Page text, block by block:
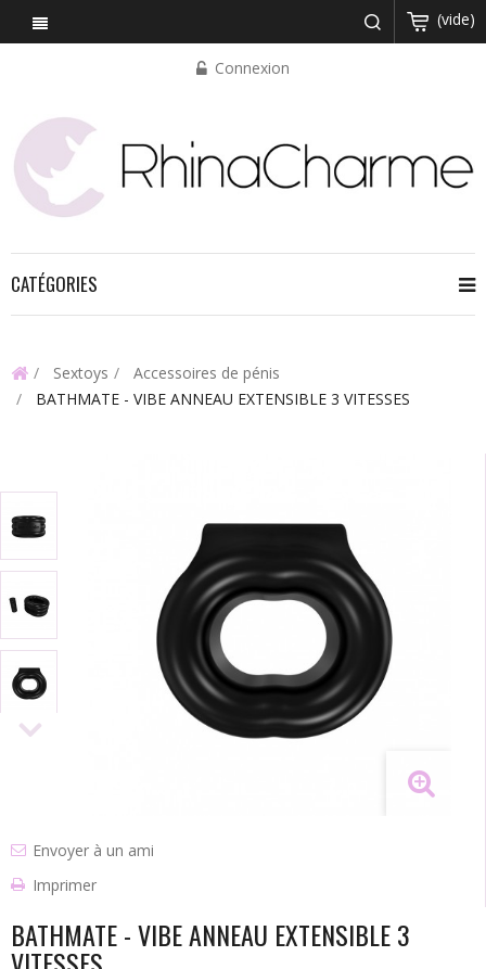
(vide)
Connexion
CATÉGORIES
Sextoys
Accessoires de pénis
BATHMATE - VIBE ANNEAU EXTENSIBLE 3 VITESSES
Envoyer à un ami
Imprimer
BATHMATE - VIBE ANNEAU EXTENSIBLE 3